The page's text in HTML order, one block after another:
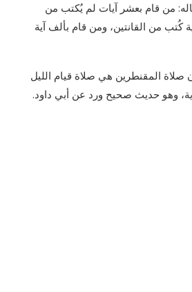
من قام بعشر آيات لم يُكتب من
كُتب من القانتين، ومن قام بألف آية
صلاة المقنطرين هي صلاة قيام الليل
وهو حديث صحيح ورد عن أبي داود.